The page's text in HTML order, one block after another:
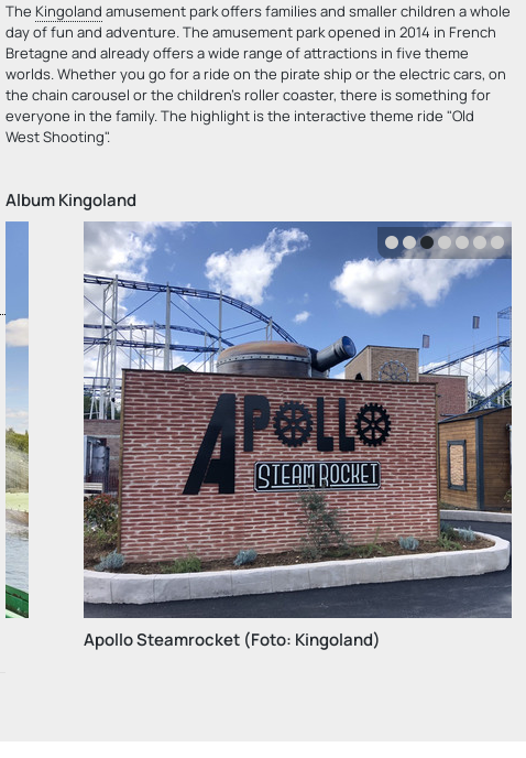
The Kingoland amusement park offers families and smaller children a whole
day of fun and adventure. The amusement park opened in 2014 in French
Bretagne and already offers a wide range of attractions in five theme
worlds. Whether you go for a ride on the pirate ship or the electric cars, on
the chain carousel or the children's roller coaster, there is something for
everyone in the family. The highlight is the interactive theme ride "Old
West Shooting".
AlbumKingoland
Apollo Steamrocket (Foto: Kingoland)